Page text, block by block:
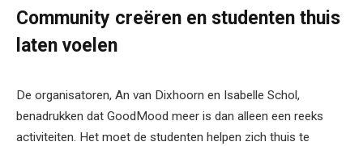
Community creëren en studenten thuis
laten voelen
De organisatoren, An van Dixhoorn en Isabelle Schol,
benadrukken dat GoodMood meer is dan alleen een reeks
activiteiten. Het moet de studenten helpen zich thuis te